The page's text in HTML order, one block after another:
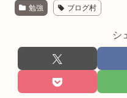
勉強 ブログ村
シ